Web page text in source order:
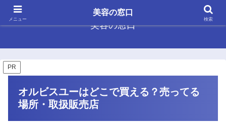
美容の窓口
PR
オルビスユーはどこで買える？売ってる
場所・取扱販売店
メニュー
美容の窓口
検索